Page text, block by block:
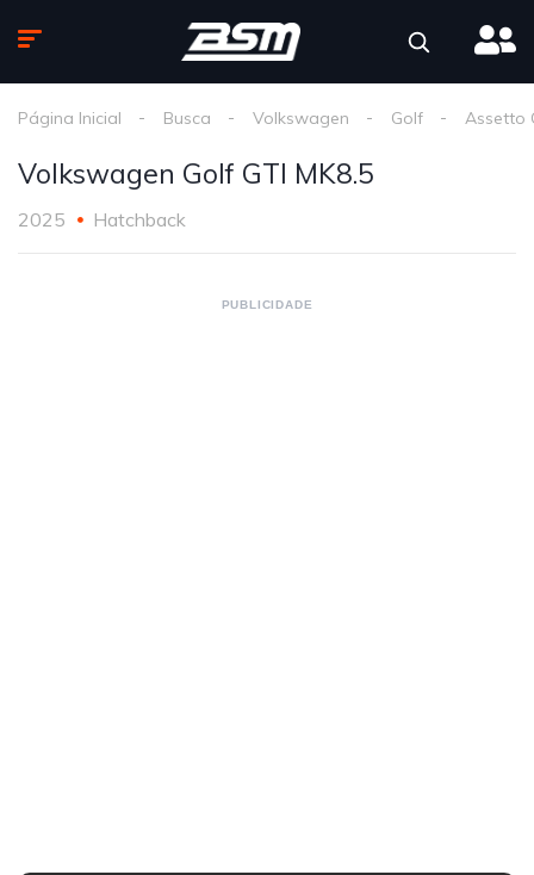
Página Inicial Busca Volkswagen Golf Assetto
Volkswagen Golf GTI MK8.5
2025 Hatchback
PUBLICIDADE